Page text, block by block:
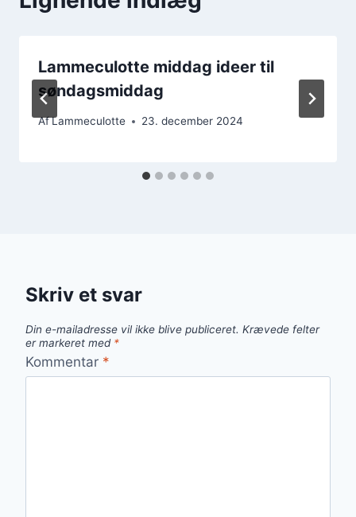
Lammeculotte middag ideer til
søndagsmiddag
AfLammeculotte 23. december 2024
Skriv et svar
Din e-mailadresse vil ikke blive publiceret. Krævede felter
er markeret med *
Kommentar *